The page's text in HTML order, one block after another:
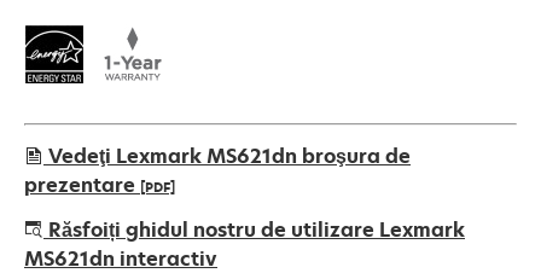
Vedeţi Lexmark MS621dn broşura de
prezentare [PDF]
opens
in
Răsfoiți ghidul nostru de utilizare Lexmark
MS621dn interactiv